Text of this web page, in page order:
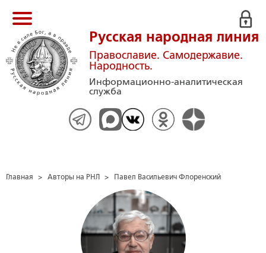
Русская народная линия
Православие. Самодержавие.
Народность.
Информационно-аналитическая
служба
Главная > Авторы на РНЛ > Павел Васильевич Флоренский